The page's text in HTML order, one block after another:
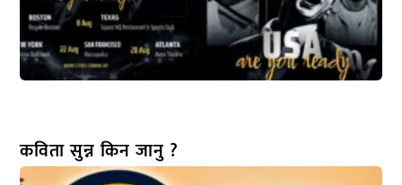
कविता सुन्न किन जानु ?